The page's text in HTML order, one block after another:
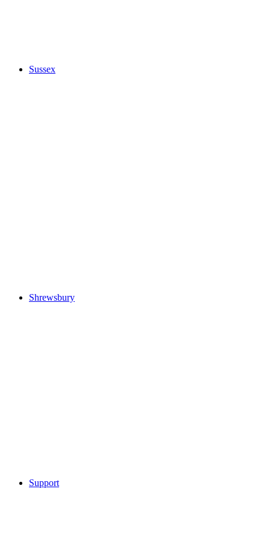
Sussex
Shrewsbury
Support